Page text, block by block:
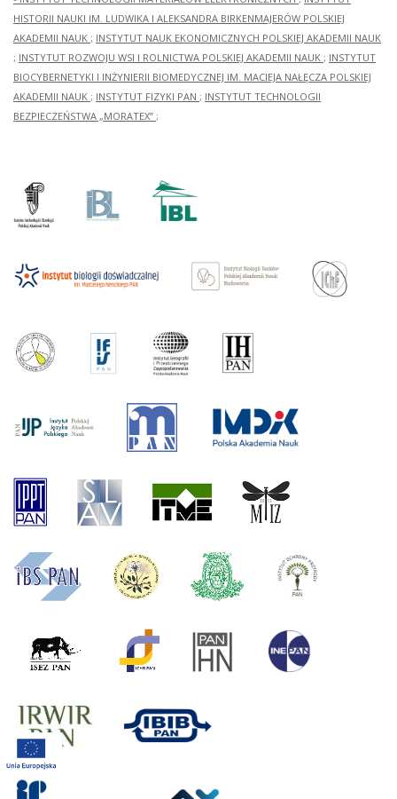
HISTORII NAUKI IM. LUDWIKA I ALEKSANDRA BIRKENMAJERÓW POLSKIEJ
AKADEMII NAUK ; INSTYTUT NAUK EKONOMICZNYCH POLSKIEJ AKADEMII NAUK
; INSTYTUT ROZWOJU WSI I ROLNICTWA POLSKIEJ AKADEMII NAUK ; INSTYTUT
BIOCYBERNETYKI I INŻYNIERII BIOMEDYCZNEJ IM. MACIEJA NAŁĘCZA POLSKIEJ
AKADEMII NAUK ; INSTYTUT FIZYKI PAN ; INSTYTUT TECHNOLOGII
BEZPIECZEŃSTWA „MORATEX” ;